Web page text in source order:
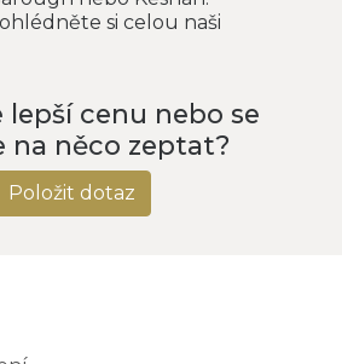
si celou naši
lepší cenu nebo se
na něco zeptat?
Položit dotaz